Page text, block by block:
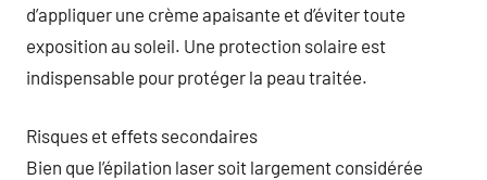
d’appliquer une crème apaisante et d’éviter toute
exposition au soleil. Une protection solaire est
indispensable pour protéger la peau traitée.
Risques et effets secondaires
Bien que l’épilation laser soit largement considérée